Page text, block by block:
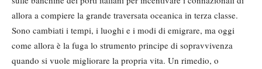
allora a compiere la grande traversata oceanica in terza classe.
Sono cambiati i tempi, i luoghi e i modi di emigrare, ma oggi
come allora è la fuga lo strumento principe di sopravvivenza
quando si vuole migliorare la propria vita. Un rimedio, o